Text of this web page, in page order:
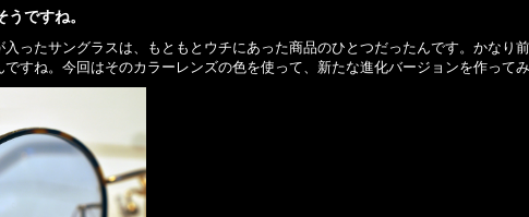
ですね。
入ったサングラスは、もともとウチにあった商品のひとつだったんです。かなり
すね。今回はそのカラーレンズの色を使って、新たな進化バージョンを作ってみ